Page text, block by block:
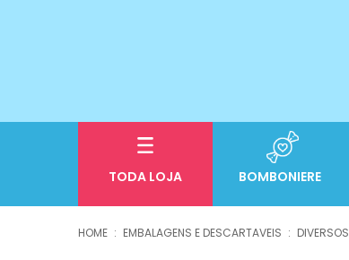
TODA LOJA BOMBONIERE
EMBALAGENS E DESCARTAVEIS DIVERSOS